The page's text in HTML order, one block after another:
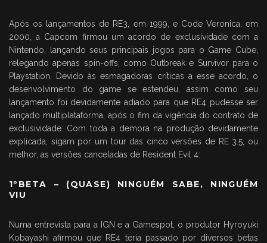
Após os lançamentos de RE3, em 1999, e Code Veronica, em
2000, a Capcom firmou um acordo de exclusividade com a
Nintendo, lançando seus principais jogos para o Game Cube,
relegando apenas spin-offs, como Outbreak e Survivor para o
Playstation. Devido às esmagadoras críticas a esse acordo, o
desenvolvimento do game se estendeu, assim como seu
lançamento foi devidamente adiado para que RE4 pudesse ser
lançado multiplataforma, após o fim da vigência do contrato de
exclusividade. Com toda a demora na produção devidamente
explicada, sigam por um tour das cinco versões de RE 3.5, ou
melhor, as versões canceladas de Resident Evil 4:
1ºBETA – (QUASE) NINGUÉM SABE, NINGUÉM
VIU
Numa entrevista para a IGN e a Gamespot, o produtor Hyroyuki
Kobayashi afirmou que RE4 teria passado por diversos betas